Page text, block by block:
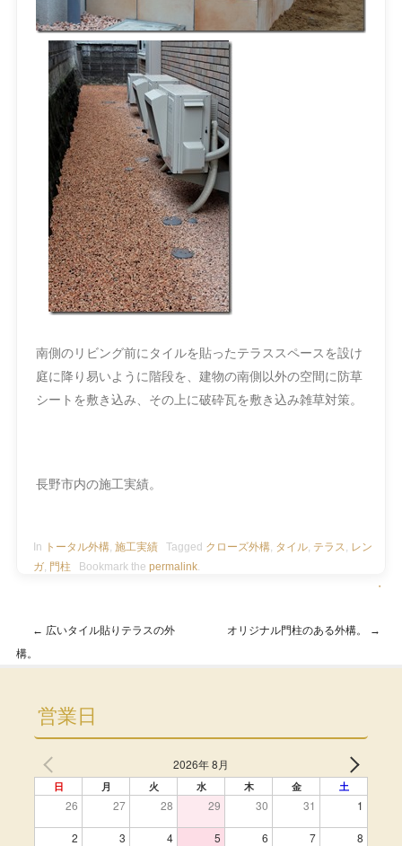
南側のリビング前にタイルを貼ったテラススペースを設け
庭に降り易いように階段を、建物の南側以外の空間に防草
シートを敷き込み、その上に破砕瓦を敷き込み雑草対策。
長野市内の施工実績。
In トータル外構, 施工実績 Tagged クローズ外構, タイル, テラス, レン
ガ, 門柱 Bookmark the permalink.
・
Post navigation
← 広いタイル貼りテラスの外
構。
オリジナル門柱のある外構。 →
営業日
2026年 8月
日 月 火 水 木 金 土
26 27 28 29 30 31 1
2 3 4 5 6 7 8